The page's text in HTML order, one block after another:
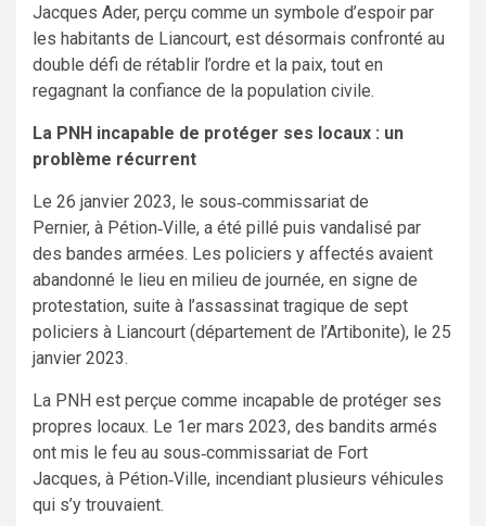
Jacques Ader, perçu comme un symbole d’espoir par
les habitants de Liancourt, est désormais confronté au
double défi de rétablir l’ordre et la paix, tout en
regagnant la confiance de la population civile.
La PNH incapable de protéger ses locaux : un
problème récurrent
Le 26 janvier 2023, le sous‑commissariat de
Pernier, à Pétion‑Ville, a été pillé puis vandalisé par
des bandes armées. Les policiers y affectés avaient
abandonné le lieu en milieu de journée, en signe de
protestation, suite à l’assassinat tragique de sept
policiers à Liancourt (département de l’Artibonite), le 25
janvier 2023.
La PNH est perçue comme incapable de protéger ses
propres locaux. Le 1er mars 2023, des bandits armés
ont mis le feu au sous‑commissariat de Fort
Jacques, à Pétion‑Ville, incendiant plusieurs véhicules
qui s’y trouvaient.